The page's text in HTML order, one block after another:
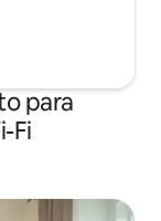
para
Fi